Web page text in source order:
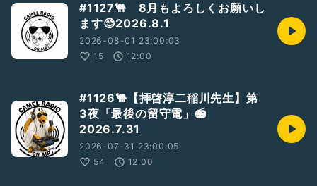
#1127🐫 8月もよろしくお願いし
ます😊2026.8.1
2026-08-01 23:00:03
15
12:00
#1126🐫【拝啓淳二稲川先生】第
3夜「最後の留守電」📻
2026.7.31
2026-07-31 23:00:05
54
12:00